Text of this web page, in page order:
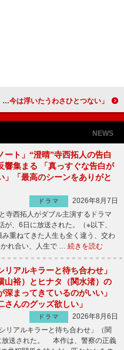
松方弘樹、マグロとの“仁義なき戦い” 「今は浮いたうわさひとつない」
NEWS
ート」“澄晴”寺西拓人の告白
響集まる 「真っすぐな告白が
」「最高のシーンをありがと
ドラマ
2026年8月7日
寺西拓人がダブル主演するドラマ
が、6日に放送された。（※以下、
重ねてきた人生も全く違う、交わ
れ合い、人生で … 続きを読む
リアルキラーと待ち合わせ」
山裕）とヒナタ（関水渚）の
深まってきているのがいい」
さんのグッズ欲しい」
ドラマ
2026年8月6日
リアルキラーと待ち合わせ」（関
放送された。 本作は、警察の正義